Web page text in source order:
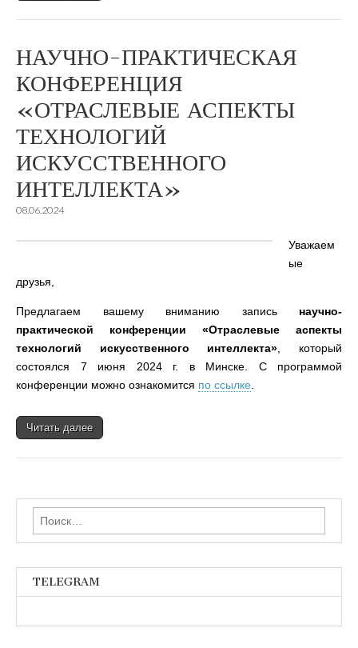
НАУЧНО-ПРАКТИЧЕСКАЯ
КОНФЕРЕНЦИЯ
«ОТРАСЛЕВЫЕ АСПЕКТЫ
ТЕХНОЛОГИЙ
ИСКУССТВЕННОГО
ИНТЕЛЛЕКТА»
08.06.2024
Уважаем
ые
друзья,
Предлагаем вашему вниманию запись научно-
практической конференции «Отраслевые аспекты
технологий искусственного интеллекта» , который
состоялся 7 июня 2024 г. в Минске. С программой
конференции можно ознакомится по ссылке
Читать далее
Найти:
TELEGRAM